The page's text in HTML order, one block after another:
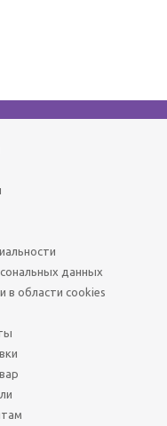
данных
в области cookies